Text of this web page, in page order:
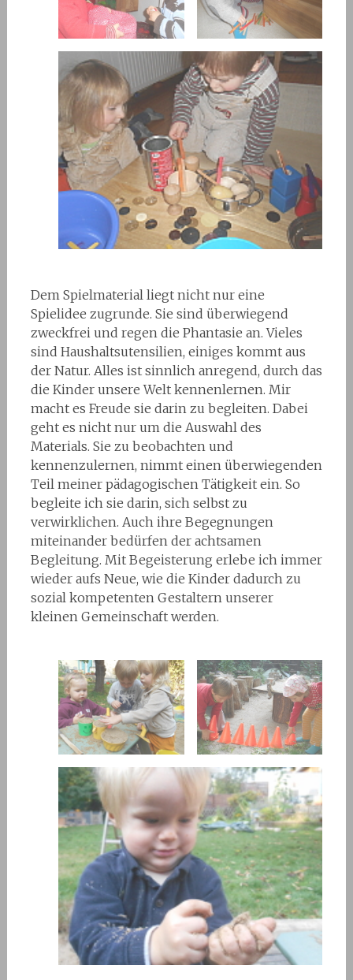
Dem Spielmaterial liegt nicht nur eine
Spielidee zugrunde. Sie sind überwiegend
zweckfrei und regen die Phantasie an. Vieles
sind Haushaltsutensilien, einiges kommt aus
der Natur. Alles ist sinnlich anregend, durch das
die Kinder unsere Welt kennenlernen. Mir
macht es Freude sie darin zu begleiten. Dabei
geht es nicht nur um die Auswahl des
Materials. Sie zu beobachten und
kennenzulernen, nimmt einen überwiegenden
Teil meiner pädagogischen Tätigkeit ein. So
begleite ich sie darin, sich selbst zu
verwirklichen. Auch ihre Begegnungen
miteinander bedürfen der achtsamen
Begleitung. Mit Begeisterung erlebe ich immer
wieder aufs Neue, wie die Kinder dadurch zu
sozial kompetenten Gestaltern unserer
kleinen Gemeinschaft werden.